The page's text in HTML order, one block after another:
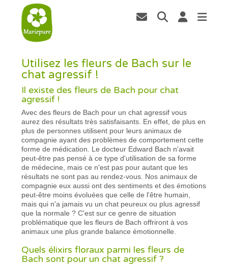
Utilisez les fleurs de Bach sur le
chat agressif !
Il existe des fleurs de Bach pour chat
agressif !
Avec des fleurs de Bach pour un chat agressif vous
aurez des résultats très satisfaisants. En effet, de plus en
plus de personnes utilisent pour leurs animaux de
compagnie ayant des problèmes de comportement cette
forme de médication. Le docteur Edward Bach n'avait
peut-être pas pensé à ce type d'utilisation de sa forme
de médecine, mais ce n'est pas pour autant que les
résultats ne sont pas au rendez-vous. Nos animaux de
compagnie eux aussi ont des sentiments et des émotions
peut-être moins évoluées que celle de l'être humain,
mais qui n'a jamais vu un chat peureux ou plus agressif
que la normale ? C'est sur ce genre de situation
problématique que les fleurs de Bach offriront à vos
animaux une plus grande balance émotionnelle.
Quels élixirs floraux parmi les fleurs de
Bach sont pour un chat agressif ?